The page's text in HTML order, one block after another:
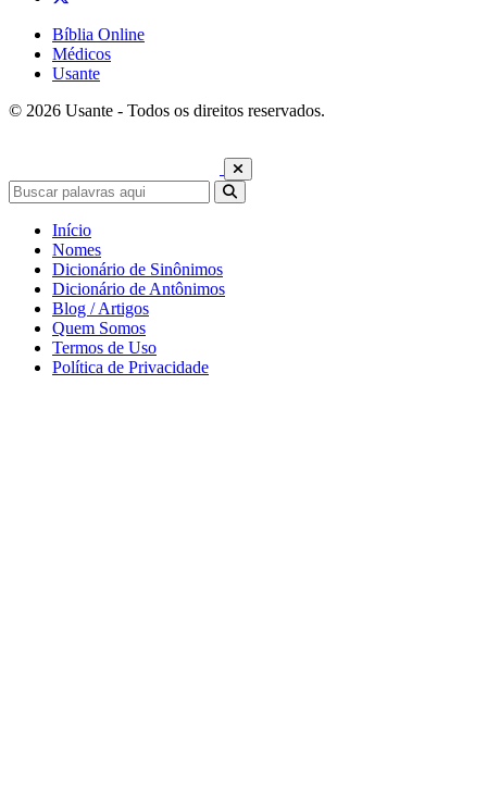
Bíblia Online
Médicos
Usante
© 2026 Usante - Todos os direitos reservados.
Início
Nomes
Dicionário de Sinônimos
Dicionário de Antônimos
Blog / Artigos
Quem Somos
Termos de Uso
Política de Privacidade